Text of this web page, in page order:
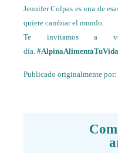
Jennifer Colpas es una de
quiere cambiar el mundo.
Te invitamos a
día. #AlpinaAlimentaTuVida
Publicado originalmente por: